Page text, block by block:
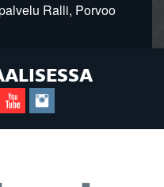
Ralli, Porvoo